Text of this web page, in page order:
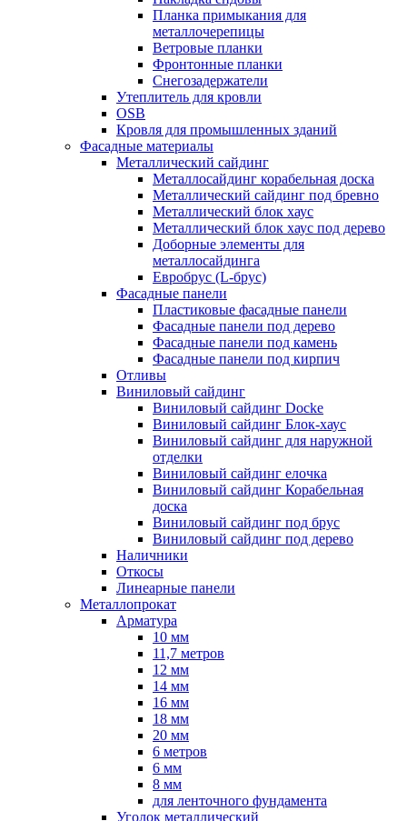
Планка примыкания для
металлочерепицы
Ветровые планки
Фронтонные планки
Снегозадержатели
Утеплитель для кровли
OSB
Кровля для промышленных зданий
Фасадные материалы
Металлический сайдинг
Металлосайдинг корабельная доска
Металлический сайдинг под бревно
Металлический блок хаус
Металлический блок хаус под дерево
Доборные элементы для
металлосайдинга
Евробрус (L-брус)
Фасадные панели
Пластиковые фасадные панели
Фасадные панели под дерево
Фасадные панели под камень
Фасадные панели под кирпич
Отливы
Виниловый сайдинг
Виниловый сайдинг Docke
Виниловый сайдинг Блок-хаус
Виниловый сайдинг для наружной
отделки
Виниловый сайдинг елочка
Виниловый сайдинг Корабельная
доска
Виниловый сайдинг под брус
Виниловый сайдинг под дерево
Наличники
Откосы
Линеарные панели
Металлопрокат
Арматура
10 мм
11,7 метров
12 мм
14 мм
16 мм
18 мм
20 мм
6 метров
6 мм
8 мм
для ленточного фундамента
Уголок металлический